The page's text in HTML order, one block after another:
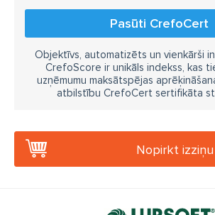
Pasūti CrefoCert
Objektīvs, automatizēts un vienkārši
CrefoScore ir unikāls indekss, kas
uzņēmumu maksātspējas
atbilstību CrefoCert sertifikāta
Nopirkt izziņu